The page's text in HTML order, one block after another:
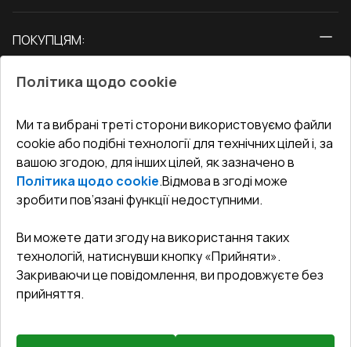
Двері
ПОКУПЦЯМ:
Блог
Адреса гіпермаркета
Як правильно заміряти вікна
СЕРВІС ТА ОБЛУГОВУВАННЯ:
Доставка і Оплата
Гарантія та Сервіс
Повернення товару
Договір публічної оферти
КОНТАКТИ
Офіс:Україна, м. Вінниця, вул. Келецька 60 кв. 61
undefined(undefined)
Політика щодо cookie
Ми та вибрані треті сторони використовуємо файли
cookie або подібні технології для технічних цілей і, за
вашою згодою, для інших цілей, як зазначено в
Політика щодо cookie.Відмова в згоді може
зробити пов’язані функції недоступними.
Ви можете дати згоду на використання таких
технологій, натиснувши кнопку «Прийняти».
Закриваючи це повідомлення, ви продовжуєте без
прийняття.